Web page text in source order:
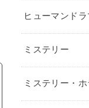
ヒューマンドラ
ミステリー
ミステリー・ホ